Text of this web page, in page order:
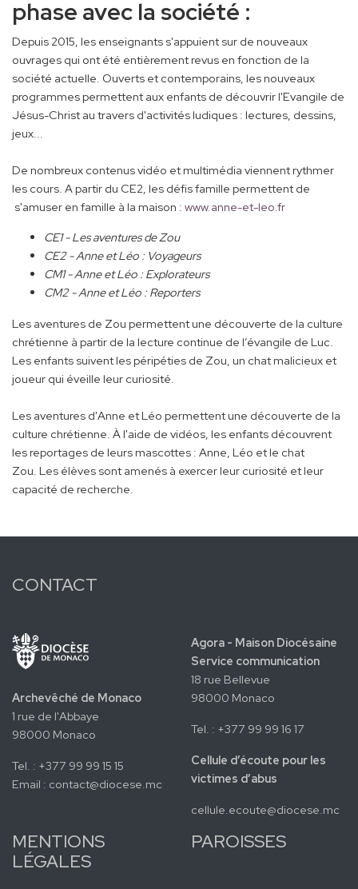
phase avec la société :
Depuis 2015, les enseignants s'appuient sur de nouveaux
ouvrages qui ont été entièrement revus en fonction de la
société actuelle. Ouverts et contemporains, les nouveaux
programmes permettent aux enfants de découvrir l'Evangile de
Jésus-Christ au travers d'activités ludiques : lectures, dessins,
jeux...
De nombreux contenus vidéo et multimédia viennent rythmer
les cours. A partir du CE2, les défis famille permettent de
s'amuser en famille à la maison : www.anne-et-leo.fr
CE1 - Les aventures de Zou
CE2 - Anne et Léo : Voyageurs
CM1 - Anne et Léo : Explorateurs
CM2 - Anne et Léo : Reporters
Les aventures de Zou permettent une découverte de la culture
chrétienne à partir de la lecture continue de l’évangile de Luc.
Les enfants suivent les péripéties de Zou, un chat malicieux et
joueur qui éveille leur curiosité.
Les aventures d'Anne et Léo permettent une découverte de la
culture chrétienne. À l'aide de vidéos, les enfants découvrent
les reportages de leurs mascottes : Anne, Léo et le chat
Zou. Les élèves sont amenés à exercer leur curiosité et leur
capacité de recherche.
CONTACT
Archevêché de Monaco
1 rue de l'Abbaye
98000 Monaco
Tel. : +377 99 99 15 15
Email : contact@diocese.mc
Agora - Maison Diocésaine
Service communication
18 rue Bellevue
98000 Monaco
Tel. : +377 99 99 16 17
Cellule d’écoute pour les
victimes d’abus
cellule.ecoute@diocese.mc
MENTIONS
LÉGALES
PAROISSES